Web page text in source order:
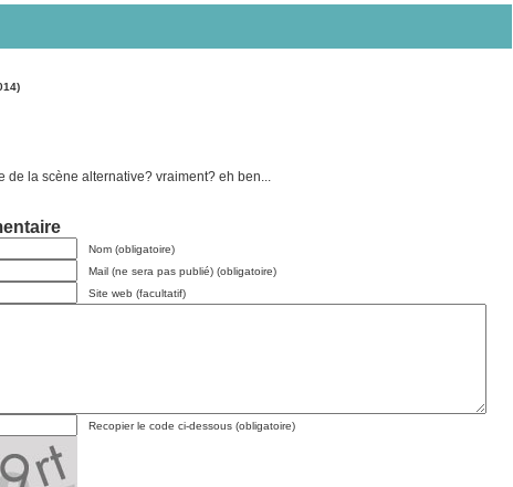
de la scène alternative? vraiment? eh ben...
Nom (obligatoire)
Mail (ne sera pas publié) (obligatoire)
Site web (facultatif)
Recopier le code ci-dessous (obligatoire)